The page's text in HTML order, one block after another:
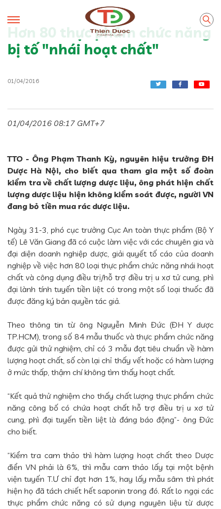
Hơn 80 thực phẩm chức năng
bị tố "nhái hoạt chất"
01/04/2016
01/04/2016 08:17 GMT+7
TTO - Ông Phạm Thanh Kỳ, nguyên hiệu trưởng ĐH
Dược Hà Nội, cho biết qua tham gia một số đoàn
kiểm tra về chất lượng dược liệu, ông phát hiện chất
lượng dược liệu hiện không kiểm soát được, người VN
đang bỏ tiền mua rác dược liệu.
Ngày 31-3, phó cục trưởng Cục An toàn thực phẩm (Bộ Y
tế) Lê Văn Giang đã có cuộc làm việc với các chuyên gia và
đại diện doanh nghiệp dược, giải quyết tố cáo của doanh
nghiệp về việc hơn 80 loại thực phẩm chức năng nhái hoạt
chất và công dụng điều trị/hỗ trợ điều trị u xơ tử cung, phì
đại lành tính tuyến tiền liệt có trong một số loại thuốc đã
được đăng ký bản quyền tác giả.
Theo thông tin từ ông Nguyễn Minh Đức (ĐH Y dược
TP.HCM), trong số 84 mẫu thuốc và thực phẩm chức năng
được gửi thử nghiệm, chỉ có 3 mẫu đạt tiêu chuẩn về hàm
lượng hoạt chất, số còn lại chỉ thấy vết hoặc có hàm lượng
ở mức thấp, thậm chí không tìm thấy hoạt chất.
“Kết quả thử nghiệm cho thấy chất lượng thực phẩm chức
năng công bố có chứa hoạt chất hỗ trợ điều trị u xơ tử
cung, phì đại tuyến tiền liệt là đáng báo động”- ông Đức
cho biết.
“Kiểm tra cam thảo thì hàm lượng hoạt chất theo Dược
điển VN phải là 6%, thì mẫu cam thảo lấy tại một bệnh
viện tuyến T.Ư chỉ đạt hơn 1%, hay lấy mẫu sâm thì phát
hiện họ đã tách chiết hết saponin trong đó. Rất lo ngại các
thực phẩm chức năng có sử dụng nguyên liệu từ dược